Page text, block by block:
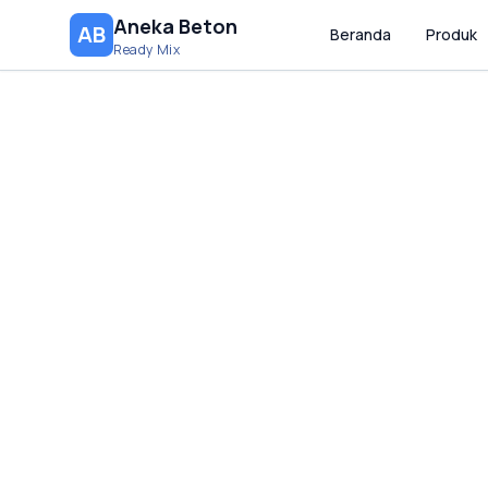
AB Aneka Beton
Ready Mix
Beranda Produk